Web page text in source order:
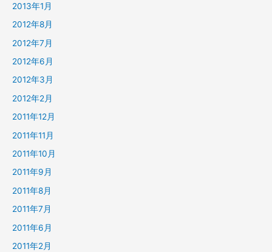
2013年1月
2012年8月
2012年7月
2012年6月
2012年3月
2012年2月
2011年12月
2011年11月
2011年10月
2011年9月
2011年8月
2011年7月
2011年6月
2011年2月